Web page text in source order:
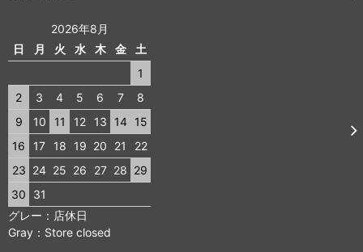
2026年8月
日
月 火 水 木 金
土
1
2
3 4 5 6 7
8
9
10 11 12 13 14
15
16
17 18 19 20 21
22
23 24 25 26 27 28 29
30
31
グレー：店休日
Gray：Store closed